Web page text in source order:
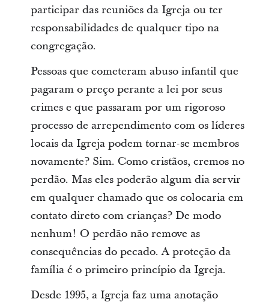
participar das reuniões da Igreja ou ter
responsabilidades de qualquer tipo na
congregação.
Pessoas que cometeram abuso infantil que
pagaram o preço perante a lei por seus
crimes e que passaram por um rigoroso
processo de arrependimento com os líderes
locais da Igreja podem tornar-se membros
novamente? Sim. Como cristãos, cremos no
perdão. Mas eles poderão algum dia servir
em qualquer chamado que os colocaria em
contato direto com crianças? De modo
nenhum! O perdão não remove as
consequências do pecado. A proteção da
família é o primeiro princípio da Igreja.
Desde 1995, a Igreja faz uma anotação